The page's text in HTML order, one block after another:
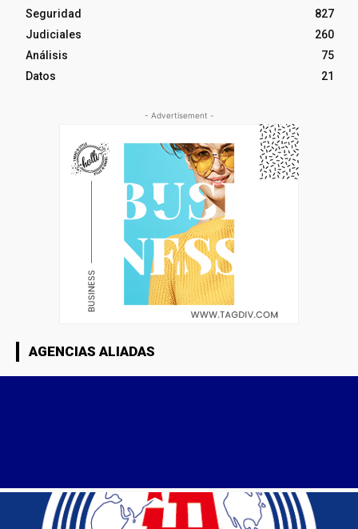
Seguridad
827
Judiciales
260
Análisis
75
Datos
21
- Advertisement -
AGENCIAS ALIADAS